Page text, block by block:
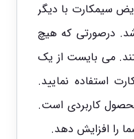
سیمکارت با دیگر
درصورتی که هیچ
می بایست از یک
استفاده نمایید.
کاربردی است.
را افزایش دهد.